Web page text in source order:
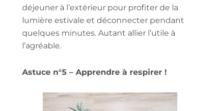
déjeuner à l’extérieur pour profiter de la
lumière estivale et déconnecter pendant
quelques minutes. Autant allier l’utile à
l’agréable.
Astuce n°5 – Apprendre à respirer !